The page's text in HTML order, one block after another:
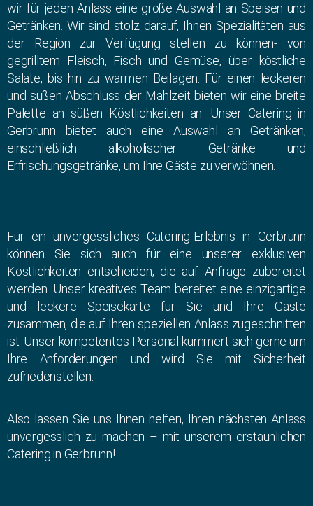
wir für jeden Anlass eine große Auswahl an Speisen und
Getränken. Wir sind stolz darauf, Ihnen Spezialitäten aus
der Region zur Verfügung stellen zu können- von
gegrilltem Fleisch, Fisch und Gemüse, über köstliche
Salate, bis hin zu warmen Beilagen. Für einen leckeren
und süßen Abschluss der Mahlzeit bieten wir eine breite
Palette an süßen Köstlichkeiten an. Unser Catering in
Gerbrunn bietet auch eine Auswahl an Getränken,
einschließlich alkoholischer Getränke und
Erfrischungsgetränke, um Ihre Gäste zu verwöhnen.
Für ein unvergessliches Catering-Erlebnis in Gerbrunn
können Sie sich auch für eine unserer exklusiven
Köstlichkeiten entscheiden, die auf Anfrage zubereitet
werden. Unser kreatives Team bereitet eine einzigartige
und leckere Speisekarte für Sie und Ihre Gäste
zusammen, die auf Ihren speziellen Anlass zugeschnitten
ist. Unser kompetentes Personal kümmert sich gerne um
Ihre Anforderungen und wird Sie mit Sicherheit
zufriedenstellen.
Also lassen Sie uns Ihnen helfen, Ihren nächsten Anlass
unvergesslich zu machen – mit unserem erstaunlichen
Catering in Gerbrunn!